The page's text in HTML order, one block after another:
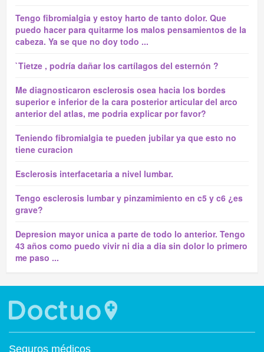
Tengo fibromialgia y estoy harto de tanto dolor. Que
puedo hacer para quitarme los malos pensamientos de la
cabeza. Ya se que no doy todo ...
`Tietze , podría dañar los cartílagos del esternón ?
Me diagnosticaron esclerosis osea hacia los bordes
superior e inferior de la cara posterior articular del arco
anterior del atlas, me podria explicar por favor?
Teniendo fibromialgia te pueden jubilar ya que esto no
tiene curacion
Esclerosis interfacetaria a nivel lumbar.
Tengo esclerosis lumbar y pinzamimiento en c5 y c6 ¿es
grave?
Depresion mayor unica a parte de todo lo anterior. Tengo
43 años como puedo vivir ni dia a dia sin dolor lo primero
me paso ...
Seguros médicos